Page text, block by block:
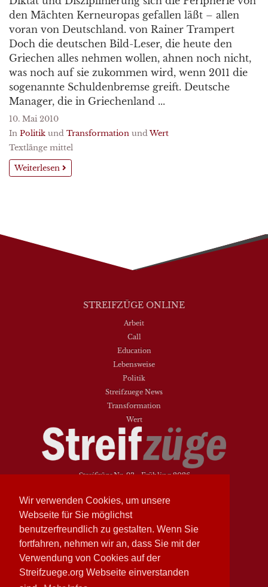
Wir verwenden Cookies, um unsere
Webseite für Sie möglichst
benutzerfreundlich zu gestalten. Wenn Sie
fortfahren, nehmen wir an, dass Sie mit der
Verwendung von Cookies auf der
Streifzuege.org Webseite einverstanden
den Mächten Kerneuropas gefallen läßt – allen
voran von Deutschland. von Rainer Trampert
Doch die deutschen Bild-Leser, die heute den
Griechen alles nehmen wollen, ahnen noch nicht,
was noch auf sie zukommen wird, wenn 2011 die
sogenannte Schuldenbremse greift. Deutsche
Manager, die in Griechenland ...
10. Mai 2010
In Politik und Transformation undWert
Textlänge mittel
Weiterlesen
STREIFZÜGE ONLINE
Arbeit
Call
Education
Lebensweise
Politik
Streifzuege News
Transformation
Wert
StreifzügeNr. 93 - Frühling 2026
NEUESTE BEITRÄGE
Vielfalt heißt zwischen den Welten übersetzen
Dasein als Fortsein
Das Elend der Soziologie
Hymne. Kanon. Ohrwurm